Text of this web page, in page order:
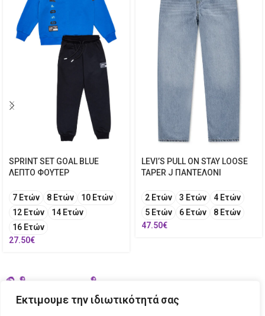
Εκτιμουμε την ιδιωτικότητά σας
SPRINT SET GOAL BLUE
ΛΕΠΤΟ ΦΟΥΤΕΡ
7 Ετών 8 Ετών
10 Ετών
12 Ετών
14 Ετών
16 Ετών
27.50€
LEVI’S PULL ON STAY LOOSE
TAPER J ΠΑΝΤΕΛΟΝΙ
2 Ετών 3 Ετών
4 Ετών
5 Ετών
6 Ετών
8 Ετών
47.50€